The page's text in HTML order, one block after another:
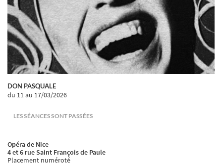
DON PASQUALE
du 11au 17/03/2026
LES SÉANCES SONT PASSÉES
Opéra de Nice
4 et 6 rue Saint François de Paule
Placement numéroté